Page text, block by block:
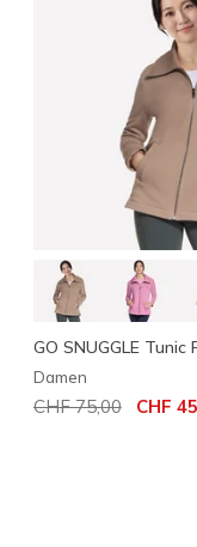
GO SNUGGLE Tunic
Damen
Reduziert von
CHF 75,00aufCHF